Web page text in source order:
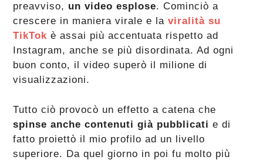
preavviso, un video esplose. Cominciò a
crescere in maniera virale e laviralità su
TikTok è assai più accentuata rispetto ad
Instagram, anche se più disordinata. Ad ogni
buon conto, il video superò il milione di
visualizzazioni.
Tutto ciò provocò un effetto a catena che
spinse anche contenuti già pubblicati e di
fatto proiettò il mio profilo ad un livello
superiore. Da quel giorno in poi fu molto più